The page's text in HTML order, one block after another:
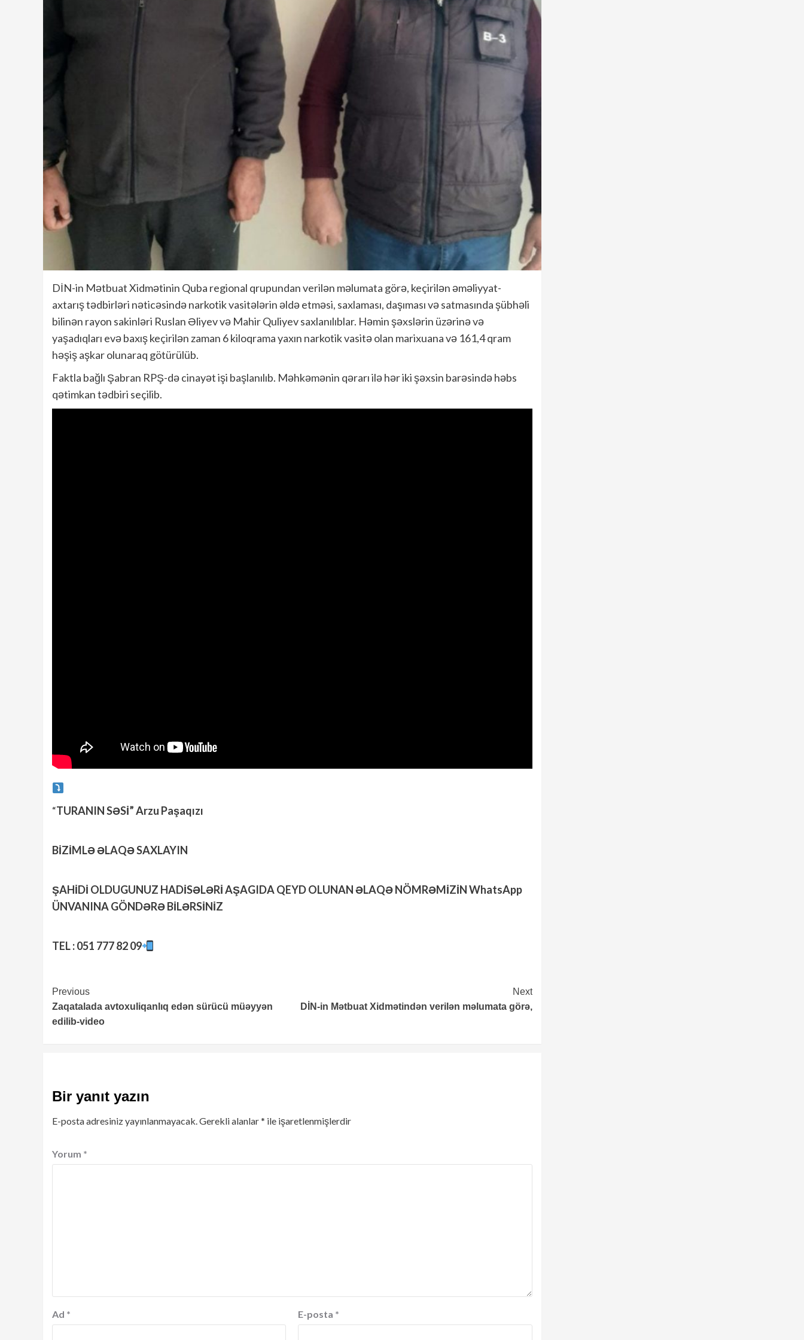
DİN-in Mətbuat Xidmətinin Quba regional qrupundan verilən məlumata görə, keçirilən əməliyyat-
axtarış tədbirləri nəticəsində narkotik vasitələrin əldə etməsi, saxlaması, daşıması və satmasında şübhəli
bilinən rayon sakinləri Ruslan Əliyev və Mahir Quliyev saxlanılıblar. Həmin şəxslərin üzərinə və
yaşadıqları evə baxış keçirilən zaman 6 kiloqrama yaxın narkotik vasitə olan marixuana və 161,4 qram
həşiş aşkar olunaraq götürülüb.
Faktla bağlı Şabran RPŞ-də cinayət işi başlanılıb. Məhkəmənin qərarı ilə hər iki şəxsin barəsində həbs
qətimkan tədbiri seçilib.
“TURANIN SƏSİ” Arzu Paşaqızı
BİZİMLƏ ƏLAQƏ SAXLAYIN
ŞAHİDİ OLDUGUNUZ HADİSƏLƏRİ AŞAGIDA QEYD OLUNAN ƏLAQƏ NÖMRƏMİZİN WhatsApp
ÜNVANINA GÖNDƏRƏ BİLƏRSİNİZ
TEL : 051 777 82 09
Continue
Reading
Previous
Zaqatalada avtoxuliqanlıq edən sürücü müəyyən
edilib-video
Next
DİN-in Mətbuat Xidmətindən verilən məlumata görə,
Bir yanıt yazın
E-posta adresiniz yayınlanmayacak.Gerekli alanlar* ile işaretlenmişlerdir
Yorum *
Ad * E-posta *